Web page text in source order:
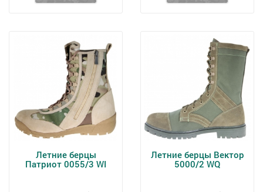
Летние берцы
Патриот 0055/3 WI
Летние берцы Вектор
5000/2 WQ